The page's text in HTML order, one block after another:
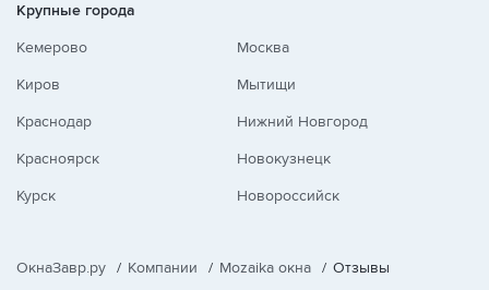
Крупные города
Кемерово
Киров
Краснодар
Красноярск
Курск
Москва
Мытищи
Нижний Новгород
Новокузнецк
Новороссийск
ОкнаЗавр.ру / Компании / Mozaika окна / Отзывы